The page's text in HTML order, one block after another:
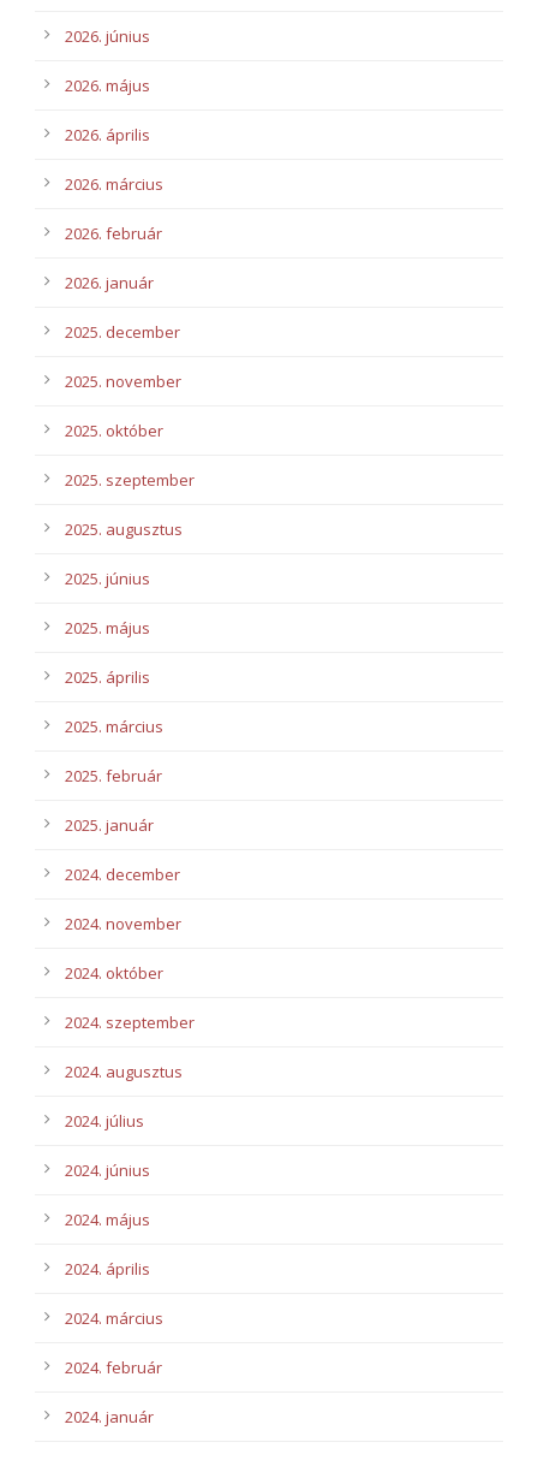
2026. június
2026. május
2026. április
2026. március
2026. február
2026. január
2025. december
2025. november
2025. október
2025. szeptember
2025. augusztus
2025. június
2025. május
2025. április
2025. március
2025. február
2025. január
2024. december
2024. november
2024. október
2024. szeptember
2024. augusztus
2024. július
2024. június
2024. május
2024. április
2024. március
2024. február
2024. január